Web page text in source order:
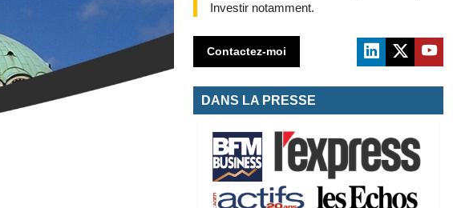
Investir notamment.
Contactez-moi
DANS LA PRESSE